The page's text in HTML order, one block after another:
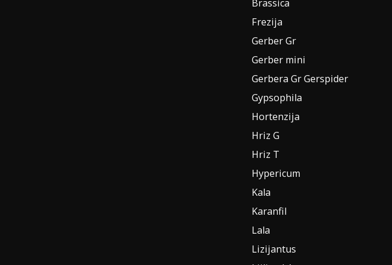
Brassica
Frezija
Gerber Gr
Gerber mini
Gerbera Gr Gerspider
Gypsophila
Hortenzija
Hriz G
Hriz T
Hypericum
Kala
Karanfil
Lala
Lizijantus